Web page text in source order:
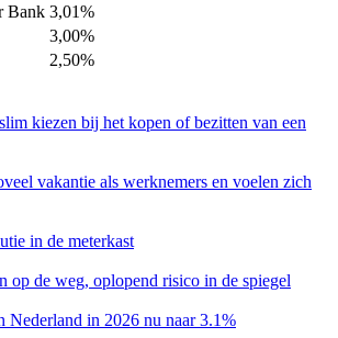
Bank 3,01%
3,00%
2,50%
kiezen bij het kopen of bezitten van een
vakantie als werknemers en voelen zich
in de meterkast
op de weg, oplopend risico in de spiegel
Nederland in 2026 nu naar 3.1%